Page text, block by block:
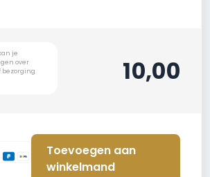
10,00
Toevoegen aan
winkelmand